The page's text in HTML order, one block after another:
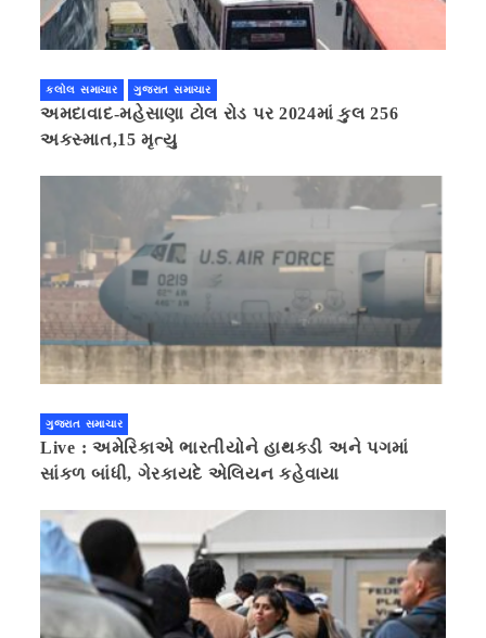
કલોલ સમાચાર ગુજરાત સમાચાર
અમદાવાદ-મહેસાણા ટોલ રોડ પર 2024માં કુલ 256
અકસ્માત,15 મૃત્યુ
ગુજરાત સમાચાર
Live : અમેરિકાએ ભારતીયોને હાથકડી અને પગમાં
સાંકળ બાંધી, ગેરકાયદે એલિયન કહેવાયા